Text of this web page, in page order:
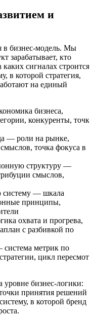
и
в бизнес-модель. Мы
зарабатывает, кто
сигналах строится
в которой стратегия,
на единый
бизнеса,
конкуренты,
— роли на рынке,
точка фокуса в
структуру —
смыслов,
систему — шкала
принципы,
охвата и прогрева,
с разбивкой по
система метрик по
цикл
бизнес-логики:
принятия решений и
в которой бренд